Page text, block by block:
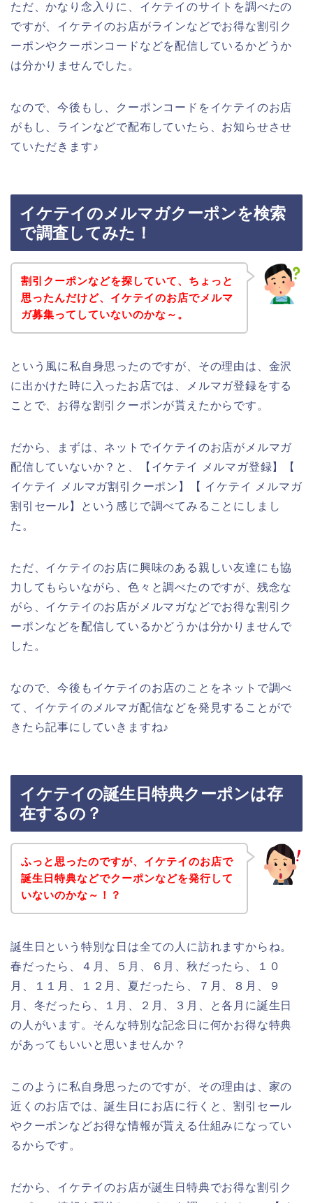
ただ、かなり念入りに、イケテイのサイトを調べたの
ですが、イケテイのお店がラインなどでお得な割引ク
ーポンやクーポンコードなどを配信しているかどうか
は分かりませんでした。
なので、今後もし、クーポンコードをイケテイのお店
がもし、ラインなどで配布していたら、お知らせさせ
ていただきます♪
イケテイのメルマガクーポンを検索
で調査してみた！
割引クーポンなどを探していて、ちょっと
思ったんだけど、イケテイのお店でメルマ
ガ募集ってしていないのかな～。
という風に私自身思ったのですが、その理由は、金沢
に出かけた時に入ったお店では、メルマガ登録をする
ことで、お得な割引クーポンが貰えたからです。
だから、まずは、ネットでイケテイのお店がメルマガ
配信していないか？と、【イケテイ メルマガ登録】【
イケテイ メルマガ割引クーポン】【 イケテイ メルマガ
割引セール】という感じで調べてみることにしまし
た。
ただ、イケテイのお店に興味のある親しい友達にも協
力してもらいながら、色々と調べたのですが、残念な
がら、イケテイのお店がメルマガなどでお得な割引ク
ーポンなどを配信しているかどうかは分かりませんで
した。
なので、今後もイケテイのお店のことをネットで調べ
て、イケテイのメルマガ配信などを発見することがで
きたら記事にしていきますね♪
イケテイの誕生日特典クーポンは存
在するの？
ふっと思ったのですが、イケテイのお店で
誕生日特典などでクーポンなどを発行して
いないのかな～！？
誕生日という特別な日は全ての人に訪れますからね。
春だったら、４月、５月、６月、秋だったら、１０
月、１１月、１２月、夏だったら、７月、８月、９
月、冬だったら、１月、２月、３月、と各月に誕生日
の人がいます。そんな特別な記念日に何かお得な特典
があってもいいと思いませんか？
このように私自身思ったのですが、その理由は、家の
近くのお店では、誕生日にお店に行くと、割引セール
やクーポンなどお得な情報が貰える仕組みになってい
るからです。
だから、イケテイのお店が誕生日特典でお得な割引ク